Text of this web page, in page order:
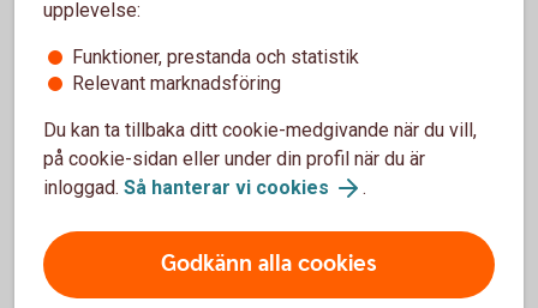
Trafik, hel och halv – vad är det för skillnad på
försäkringarna?
gälla?
Om man övningskör och olyckan är framme,
täcker bilförsäkringen då?
Gäller bilförsäkringen utanför Sverige?
upplevelse:
Funktioner, prestanda och statistik
Relevant marknadsföring
Du kan ta tillbaka ditt cookie-medgivande när du vill,
på cookie-sidan eller under din profil när du är
inloggad. Så hanterar vi cookies .
Godkänn alla cookies